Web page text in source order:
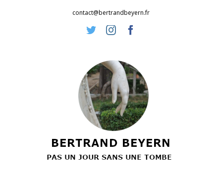
contact@bertrandbeyern.fr
TwitterInstagram